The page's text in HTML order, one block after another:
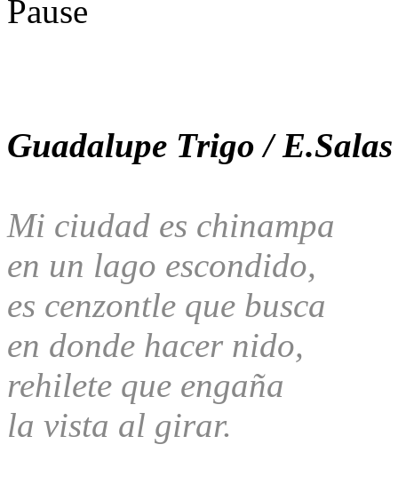
Guadalupe Trigo / E.Salas
Mi ciudad es chinampa
en un lago escondido,
es cenzontle que busca
en donde hacer nido,
rehilete que engaña
la vista al girar.